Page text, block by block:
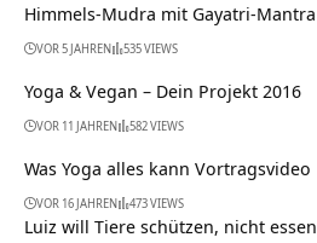
Himmels-Mudra mit Gayatri-Mantra
VOR 5 JAHREN 535 VIEWS
Yoga & Vegan – Dein Projekt 2016
VOR 11 JAHREN 582 VIEWS
Was Yoga alles kann Vortragsvideo
VOR 16 JAHREN 473 VIEWS
Luiz will Tiere schützen, nicht essen